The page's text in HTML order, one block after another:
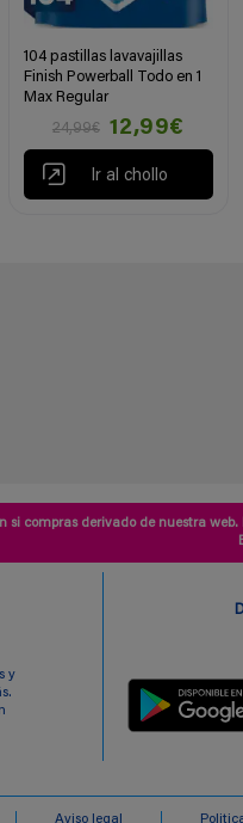
104 pastillas lavavajillas
Finish Powerball Todo en 1
Max Regular
24,99€
12,99€
Ir al chollo
si compras derivado de nuestra
y
Aviso legal